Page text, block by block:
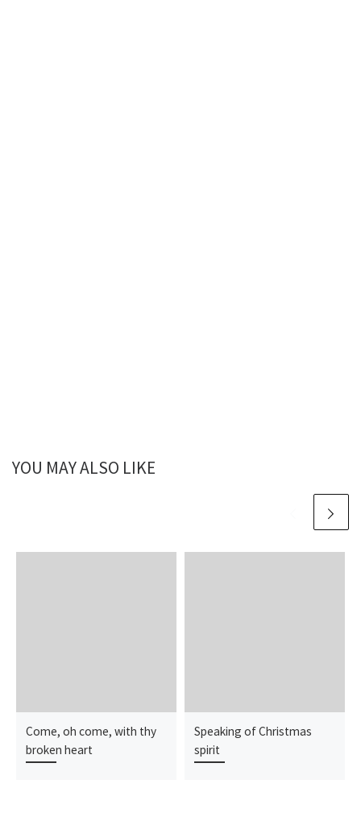
YOU MAY ALSO LIKE
Come, oh come, with thy
broken heart
Speaking of Christmas
spirit